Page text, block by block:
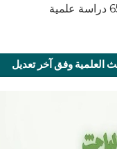
العلمية وفق آخر تعديل